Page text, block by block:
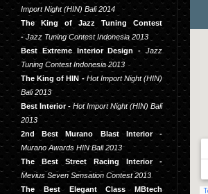
Import Night (HIN) Bali 2014
The King of Jazz Tuning Contest
-Jazz Tuning Contest Indonesia 2013
Best Extreme Interior Design - Jazz
Tuning Contest Indonesia 2013
The King of HIN -Hot Import Night (HIN)
Bali 2013
Best Interior - Hot Import Night (HIN) Bali
2013
2nd Best Murano Blast Interior -
Murano Awards HIN Bali 2013
The Best Street Racing Interior-
Mevius Seven Sensation Contest 2013
The Best Elegant Class MBtech